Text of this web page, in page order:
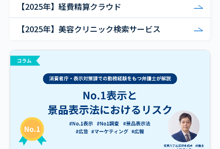
【2025年】経費精算クラウド
【2025年】美容クリニック検索サービス